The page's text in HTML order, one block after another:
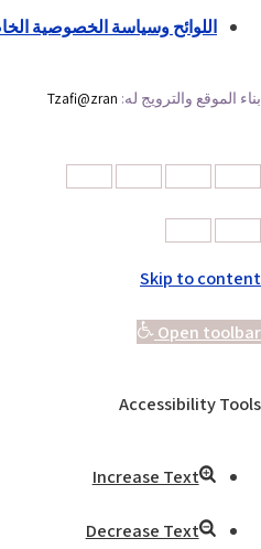
اللوائح وسياسة الخصوصية
بناء الموقع والترويج له: Tzafi@zran
Skip to content
Open toolbar
Accessibility Tools
Increase Text
Decrease Text